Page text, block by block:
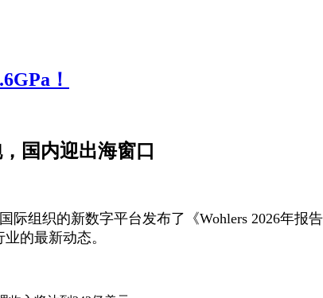
！
国内迎出海窗口
组织的新数字平台发布了《Wohlers 2026年报
的最新动态。